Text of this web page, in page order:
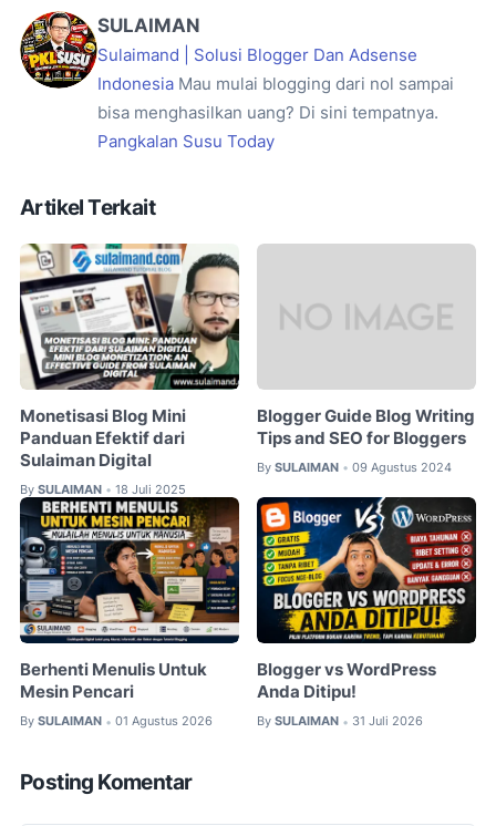
SULAIMAN
Sulaimand | Solusi Blogger Dan Adsense
Indonesia Mau mulai blogging dari nol sampai
bisa menghasilkan uang? Di sini tempatnya.
Pangkalan Susu Today
Artikel Terkait
Monetisasi Blog Mini
Panduan Efektif dari
Sulaiman Digital
By SULAIMAN • 18 Juli 2025
Blogger Guide Blog Writing
Tips and SEO for Bloggers
By SULAIMAN • 09 Agustus 2024
Berhenti Menulis Untuk
Mesin Pencari
By SULAIMAN • 01 Agustus 2026
Blogger vs WordPress
Anda Ditipu!
By SULAIMAN • 31 Juli 2026
Posting Komentar